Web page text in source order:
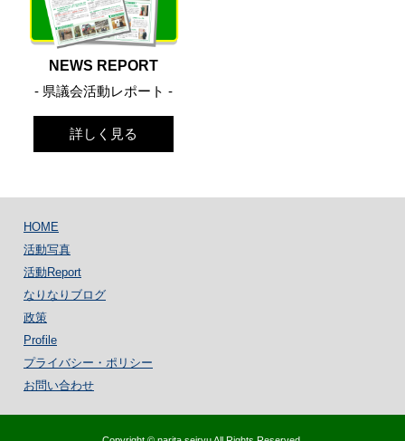
NEWS REPORT
- 県議会活動レポート -
詳しく見る
HOME
活動写真
活動Report
なりなりブログ
政策
Profile
プライバシー・ポリシー
お問い合わせ